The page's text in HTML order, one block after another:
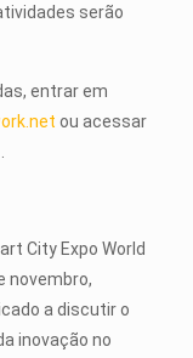
serão
entrar em
ou acessar
City Expo World
novembro,
a discutir o
inovação no